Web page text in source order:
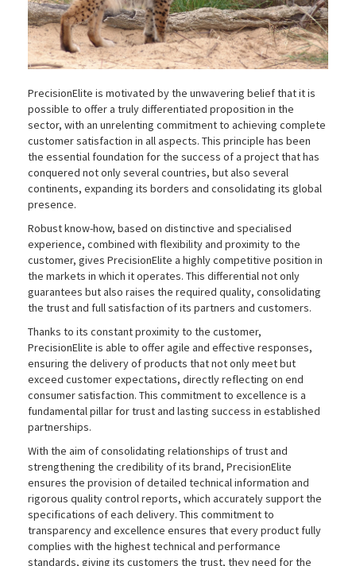
PrecisionElite is motivated by the unwavering belief that it is
possible to offer a truly differentiated proposition in the
sector, with an unrelenting commitment to achieving complete
customer satisfaction in all aspects. This principle has been
the essential foundation for the success of a project that has
conquered not only several countries, but also several
continents, expanding its borders and consolidating its global
presence.
Robust know-how, based on distinctive and specialised
experience, combined with flexibility and proximity to the
customer, gives PrecisionElite a highly competitive position in
the markets in which it operates. This differential not only
guarantees but also raises the required quality, consolidating
the trust and full satisfaction of its partners and customers.
Thanks to its constant proximity to the customer,
PrecisionElite is able to offer agile and effective responses,
ensuring the delivery of products that not only meet but
exceed customer expectations, directly reflecting on end
consumer satisfaction. This commitment to excellence is a
fundamental pillar for trust and lasting success in established
partnerships.
With the aim of consolidating relationships of trust and
strengthening the credibility of its brand, PrecisionElite
ensures the provision of detailed technical information and
rigorous quality control reports, which accurately support the
specifications of each delivery. This commitment to
transparency and excellence ensures that every product fully
complies with the highest technical and performance
standards, giving its customers the trust, they need for the